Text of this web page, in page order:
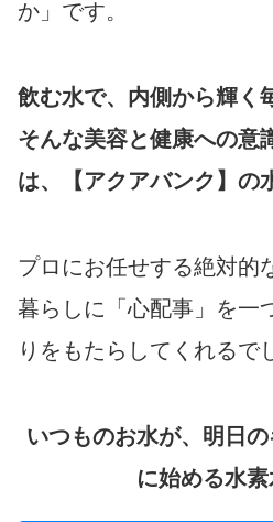
か」です。
飲む水で、内側から輝く
そんな美容と健康への意
は、【アクアバンク】の
プロにお任せする絶対的
暮らしに「心配事」を一
りをもたらしてくれるで
いつものお水が、明日
に始める水素